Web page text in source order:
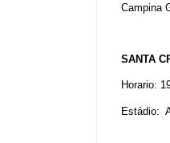
Campina
SANTA
Horario:
Estádio: